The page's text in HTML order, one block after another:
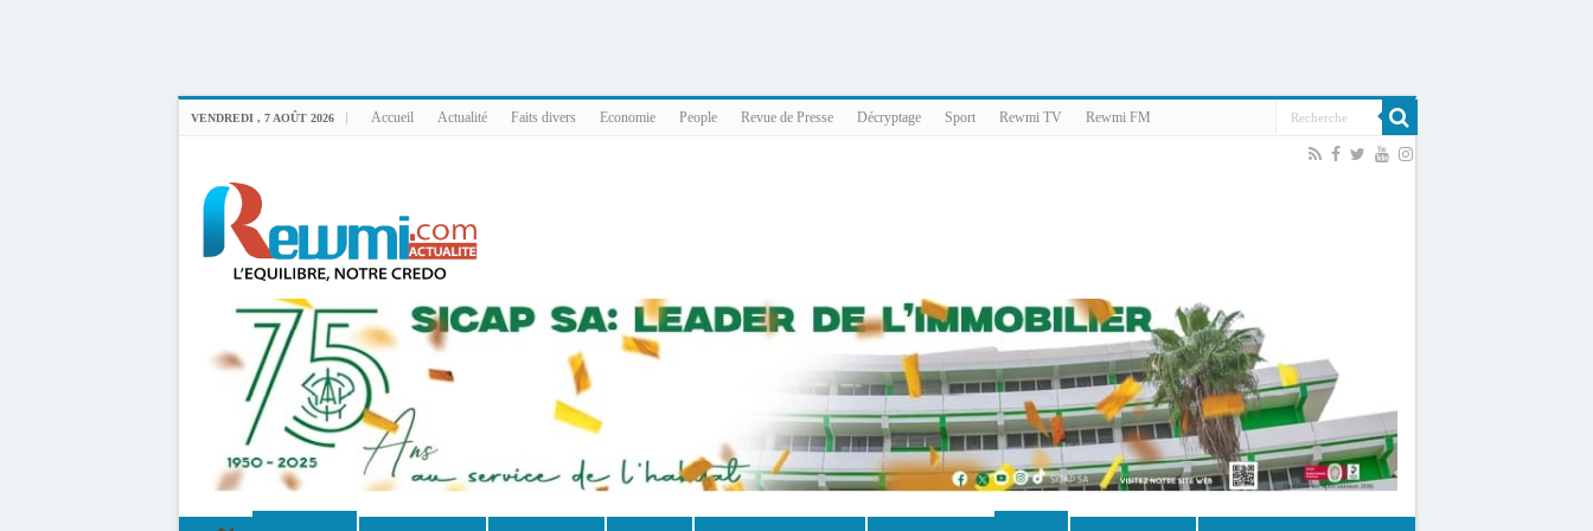
VENDREDI , 7 AOÛT 2026 Accueil Actualité Faits divers Economie People Revue de Presse Décryptage Sport Rewmi TV Rewmi FM